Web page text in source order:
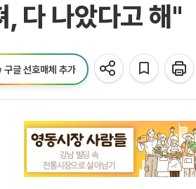
다 나았다고 해"
구글 선호매체 추가